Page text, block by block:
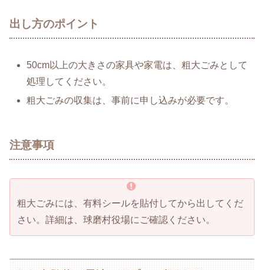
出し方のポイント
50cm以上の大きさの家具や家電は、粗大ごみとして
処理してください。
粗大ごみの収集は、事前に申し込みが必要です。
注意事項
粗大ごみには、有料シールを貼付してから出してくだ
さい。詳細は、球磨村役場にご確認ください。